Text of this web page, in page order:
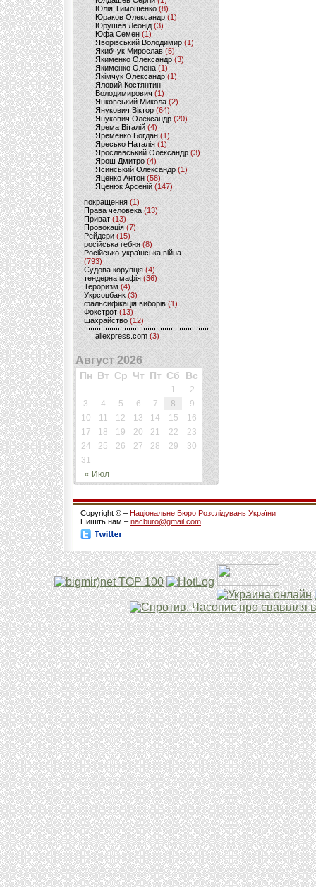
Юлія Тимошенко (8)
Юраков Олександр (1)
Юрушев Леонід (3)
Юфа Семен (1)
Яворівський Володимир (1)
Якибчук Мирослав (5)
Якименко Олександр (3)
Якименко Олена(1)
Якімчук Олександр (1)
Яловий Костянтин
Володимирович (1)
Янковський Микола(2)
Янукович Віктор (64)
Янукович Олександр(20)
Ярема Віталій(4)
Яременко Богдан(1)
Яресько Наталія(1)
Ярославський Олександр (3)
Ярош Дмитро (4)
Ясинський Олександр (1)
Яценко Антон(58)
Яценюк Арсеній (147)
покращення (1)
Права человека(13)
Приват (13)
Провокація (7)
Рейдери (15)
російська гебня (8)
Російсько-українська війна
(793)
Судова корупція (4)
тендерна мафія (36)
Тероризм (4)
Укрсоцбанк (3)
фальсифікація виборів (1)
Фокстрот(13)
шахрайство (12)
aliexpress.com (3)
Август 2026
Пн Вт Ср Чт Пт Сб Вс
« Июл
1
2
3
4 5 6 7 8
9
10
11 12 13 14 15
16
17
18 19 20 21 22
23
24
25 26 27 28 29
30
31
Copyright © – Національне Бюро Розслідувань України
Пишіть нам – nacburo@gmail.com